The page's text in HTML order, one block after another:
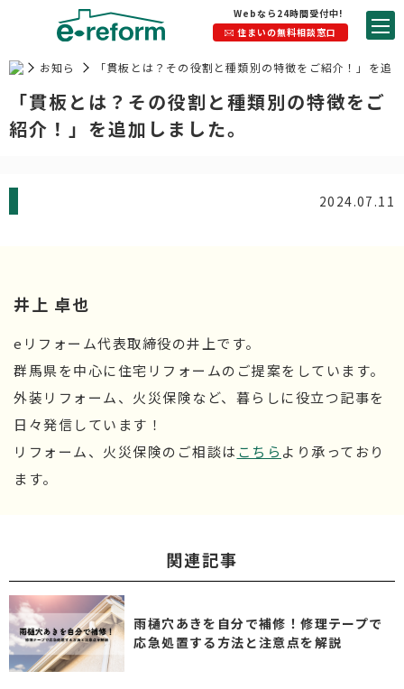
Webなら24時間受付中!
住まいの無料相談窓口
お知ら
「貫板とは？その役割と種類別の特徴をご紹介！」を追
「貫板とは？その役割と種類別の特徴をご
紹介！」を追加しました。
2024.07.11
井上 卓也
eリフォーム代表取締役の井上です。
群馬県を中心に住宅リフォームのご提案をしています。
外装リフォーム、火災保険など、暮らしに役立つ記事を
日々発信しています！
リフォーム、火災保険のご相談は こちら より承っており
ます。
関連記事
雨樋穴あきを自分で補修！修理テープで
応急処置する方法と注意点を解説